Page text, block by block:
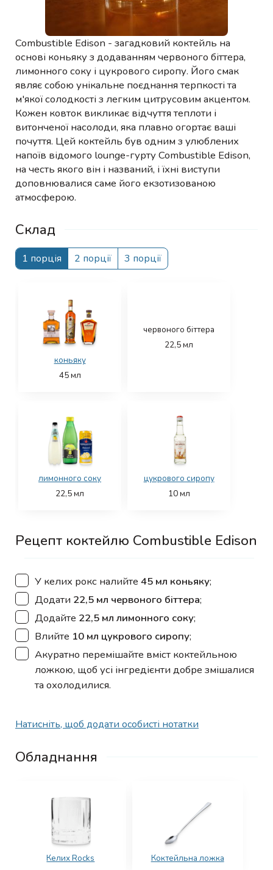
Combustible Edison - загадковий коктейль на
основі коньяку з додаванням червоного біттера,
лимонного соку і цукрового сиропу. Його смак
являє собою унікальне поєднання терпкості та
м'якої солодкості з легким цитрусовим акцентом.
Кожен ковток викликає відчуття теплоти і
витонченої насолоди, яка плавно огортає ваші
почуття. Цей коктейль був одним з улюблених
напоїв відомого lounge-гурту Combustible Edison,
на честь якого він і названий, і їхні виступи
доповнювалися саме його екзотизованою
атмосферою.
Склад
1 порція 2 порції 3 порції
коньяку
45мл
червоного біттера
22,5мл
лимонного соку
22,5мл
цукрового сиропу
10мл
Рецепт коктейлю Combustible Edison
▢
У келих рокс налийте 45 мл коньяку;
▢
Додати 22,5 мл червоного біттера;
▢
Додайте 22,5 мл лимонного соку;
▢
Влийте 10 мл цукрового сиропу;
▢
Акуратно перемішайте вміст коктейльною
ложкою, щоб усі інгредієнти добре змішалися
та охолодилися.
Натисніть, щоб додати особисті нотатки
Обладнання
Келих Rocks Коктейльна ложка